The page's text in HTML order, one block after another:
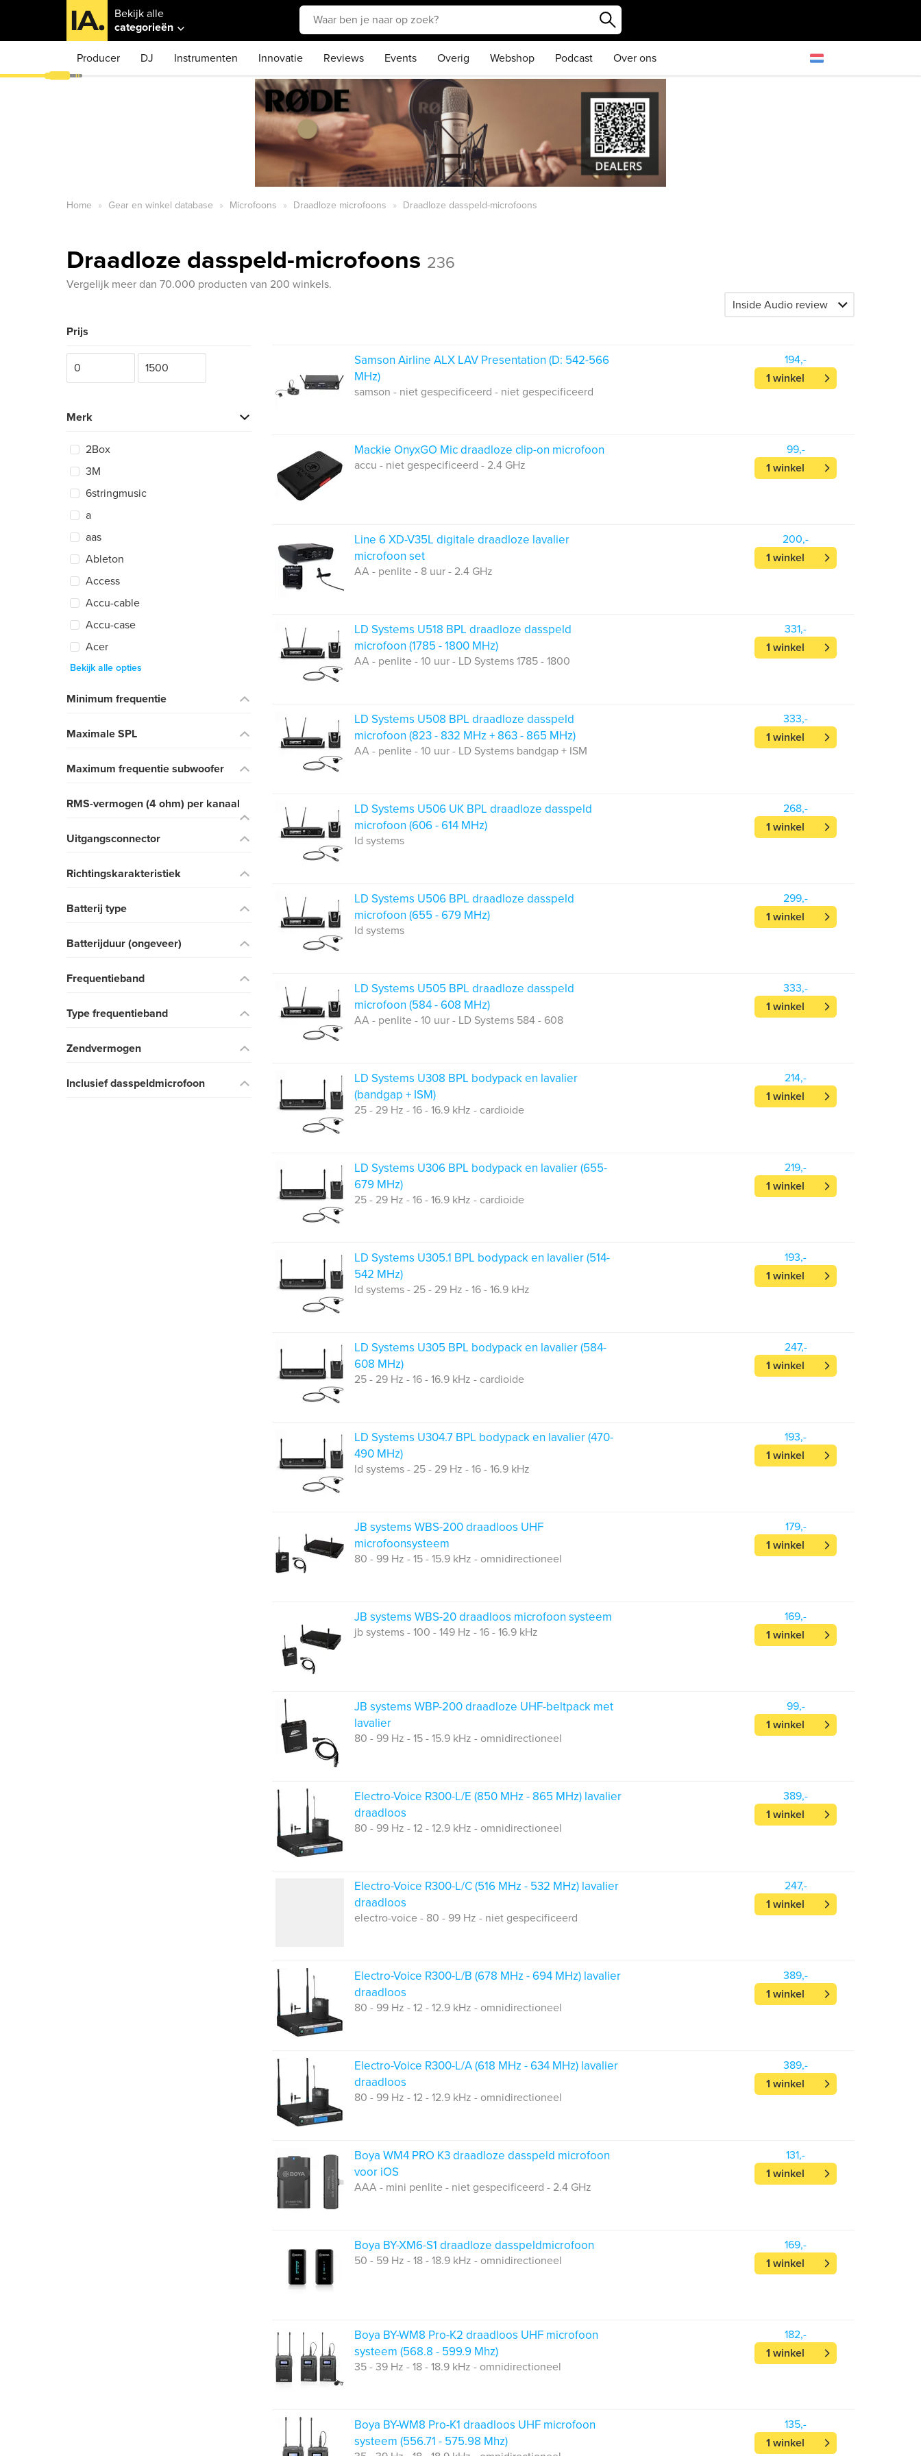
Bekijk alle
categorieën
Producer DJ Instrumenten Innovatie Reviews Events Overig Webshop Podcast Over ons
Home Gear en winkel database Microfoons Draadloze microfoons Draadloze dasspeld-microfoons
Draadloze dasspeld-microfoons 236
Vergelijk meer dan 70.000 producten van 200 winkels.
Prijs
Merk
2Box
3M
6stringmusic
a
aas
Ableton
Access
Accu-cable
Accu-case
Acer
Bekijk alle opties
Minimum frequentie
Maximale SPL
Maximum frequentie subwoofer
RMS-vermogen (4 ohm) per kanaal
Uitgangsconnector
Richtingskarakteristiek
Batterij type
Batterijduur (ongeveer)
Frequentieband
Type frequentieband
Zendvermogen
Inclusief dasspeldmicrofoon
Samson Airline ALX LAV Presentation (D: 542-566
MHz)
samson - niet gespecificeerd - niet gespecificeerd
194,-
1 winkel
Mackie OnyxGO Mic draadloze clip-on microfoon
accu - niet gespecificeerd - 2.4 GHz
99,-
1 winkel
Line 6 XD-V35L digitale draadloze lavalier
microfoon set
AA - penlite - 8 uur - 2.4 GHz
200,-
1 winkel
LD Systems U518 BPL draadloze dasspeld
microfoon (1785 - 1800 MHz)
AA - penlite - 10 uur - LD Systems 1785 - 1800
331,-
1 winkel
LD Systems U508 BPL draadloze dasspeld
microfoon (823 - 832 MHz + 863 - 865 MHz)
AA - penlite - 10 uur - LD Systems bandgap + ISM
333,-
1 winkel
LD Systems U506 UK BPL draadloze dasspeld
microfoon (606 - 614 MHz)
ld systems
268,-
1 winkel
LD Systems U506 BPL draadloze dasspeld
microfoon (655 - 679 MHz)
ld systems
299,-
1 winkel
LD Systems U505 BPL draadloze dasspeld
microfoon (584 - 608 MHz)
AA - penlite - 10 uur - LD Systems 584 - 608
333,-
1 winkel
LD Systems U308 BPL bodypack en lavalier
(bandgap + ISM)
25 - 29 Hz - 16 - 16.9 kHz - cardioide
214,-
1 winkel
LD Systems U306 BPL bodypack en lavalier (655-
679 MHz)
25 - 29 Hz - 16 - 16.9 kHz - cardioide
219,-
1 winkel
LD Systems U305.1 BPL bodypack en lavalier (514-
542 MHz)
ld systems - 25 - 29 Hz - 16 - 16.9 kHz
193,-
1 winkel
LD Systems U305 BPL bodypack en lavalier (584-
608 MHz)
25 - 29 Hz - 16 - 16.9 kHz - cardioide
247,-
1 winkel
LD Systems U304.7 BPL bodypack en lavalier (470-
490 MHz)
ld systems - 25 - 29 Hz - 16 - 16.9 kHz
193,-
1 winkel
JB systems WBS-200 draadloos UHF
microfoonsysteem
80 - 99 Hz - 15 - 15.9 kHz - omnidirectioneel
179,-
1 winkel
JB systems WBS-20 draadloos microfoon systeem
jb systems - 100 - 149 Hz - 16 - 16.9 kHz
169,-
1 winkel
JB systems WBP-200 draadloze UHF-beltpack met
lavalier
80 - 99 Hz - 15 - 15.9 kHz - omnidirectioneel
99,-
1 winkel
Electro-Voice R300-L/E (850 MHz - 865 MHz) lavalier
draadloos
80 - 99 Hz - 12 - 12.9 kHz - omnidirectioneel
389,-
1 winkel
Electro-Voice R300-L/C (516 MHz - 532 MHz) lavalier
draadloos
electro-voice - 80 - 99 Hz - niet gespecificeerd
247,-
1 winkel
Electro-Voice R300-L/B (678 MHz - 694 MHz) lavalier
draadloos
80 - 99 Hz - 12 - 12.9 kHz - omnidirectioneel
389,-
1 winkel
Electro-Voice R300-L/A (618 MHz - 634 MHz) lavalier
draadloos
80 - 99 Hz - 12 - 12.9 kHz - omnidirectioneel
389,-
1 winkel
Boya WM4 PRO K3 draadloze dasspeld microfoon
voor iOS
AAA - mini penlite - niet gespecificeerd - 2.4 GHz
131,-
1 winkel
Boya BY-XM6-S1 draadloze dasspeldmicrofoon
50 - 59 Hz - 18 - 18.9 kHz - omnidirectioneel
169,-
1 winkel
Boya BY-WM8 Pro-K2 draadloos UHF microfoon
systeem (568.8 - 599.9 Mhz)
35 - 39 Hz - 18 - 18.9 kHz - omnidirectioneel
182,-
1 winkel
Boya BY-WM8 Pro-K1 draadloos UHF microfoon
systeem (556.71 - 575.98 Mhz)
135,-
1 winkel